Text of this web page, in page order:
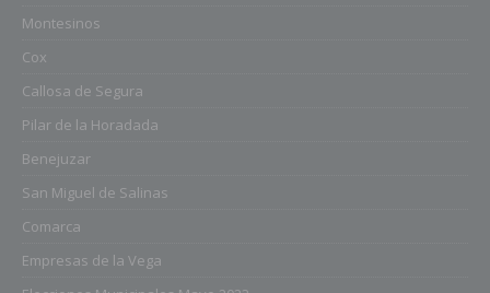
Montesinos
Cox
Callosa de Segura
Pilar de la Horadada
Benejuzar
San Miguel de Salinas
Comarca
Empresas de la Vega